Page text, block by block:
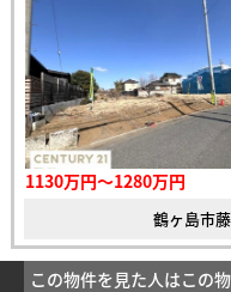
1130万円～1280万円
鶴ヶ島市
この物件を見た人はこの